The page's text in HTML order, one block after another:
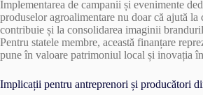
Implementarea de campanii și evenimente
produselor agroalimentare nu doar că ajută la
contribuie și la consolidarea imaginii
Pentru statele membre, această finanțare
pune în valoare patrimoniul local și inovația
Implicații pentru antreprenori și producători